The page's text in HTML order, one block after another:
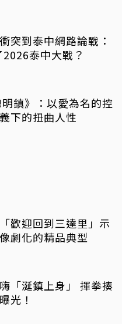
突到泰中網路論戰：
泰中大戰？
鎮》：以愛為名的控
下的扭曲人性
歡迎回到三達里」示
劇化的精品典型
「涎鎮上身」 揮拳揍
光！